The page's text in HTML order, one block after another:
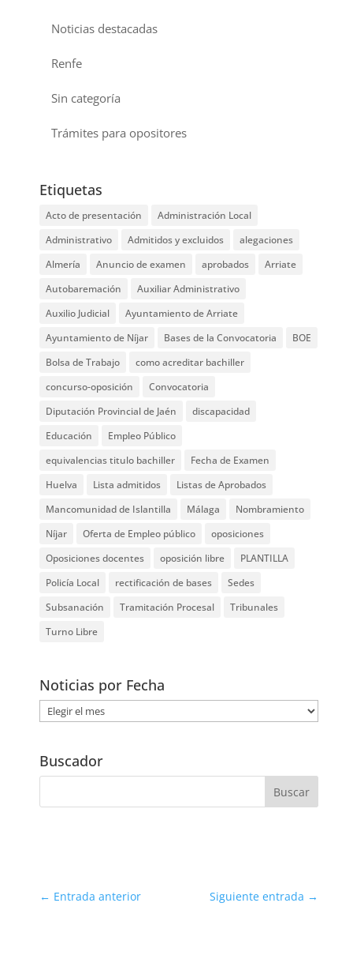
Noticias destacadas
Renfe
Sin categoría
Trámites para opositores
Etiquetas
Acto de presentación
Administración Local
Administrativo
Admitidos y excluidos
alegaciones
Almería
Anuncio de examen aprobados
Arriate
Autobaremación
Auxiliar Administrativo
Auxilio Judicial
Ayuntamiento de Arriate
Ayuntamiento de Níjar
Bases de la Convocatoria
BOE
Bolsa de Trabajo
como acreditar bachiller
concurso-oposición
Convocatoria
Diputación Provincial de Jaén
discapacidad
Educación
Empleo Público
equivalencias titulo bachiller
Fecha de Examen
Huelva
Lista admitidos
Listas de Aprobados
Mancomunidad de Islantilla
Málaga
Nombramiento
Níjar
Oferta de Empleo público
oposiciones
Oposiciones docentes
oposición libre
PLANTILLA
Policía Local
rectificación de bases
Sedes
Subsanación
Tramitación Procesal
Tribunales
Turno Libre
Noticias por Fecha
Noticias
por
Buscador
← Entrada anterior Siguiente entrada →